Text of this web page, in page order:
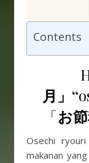
Contents
月」“
「お
Osechi
makanan